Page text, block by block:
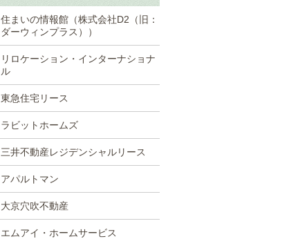
住まいの情報館（株式会社D2（旧：
ダーウィンプラス））
リロケーション・インターナショナ
ル
東急住宅リース
ラビットホームズ
三井不動産レジデンシャルリース
アパルトマン
大京穴吹不動産
エムアイ・ホームサービス